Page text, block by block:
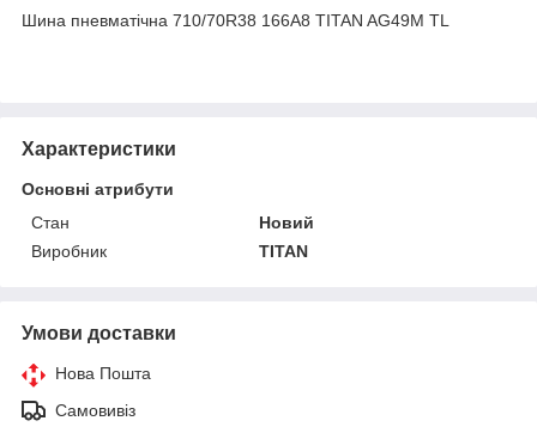
Шина пневматічна 710/70R38 166A8 TITAN AG49M TL
Характеристики
Основні атрибути
Стан
Новий
Виробник
TITAN
Умови доставки
Нова Пошта
Самовивіз